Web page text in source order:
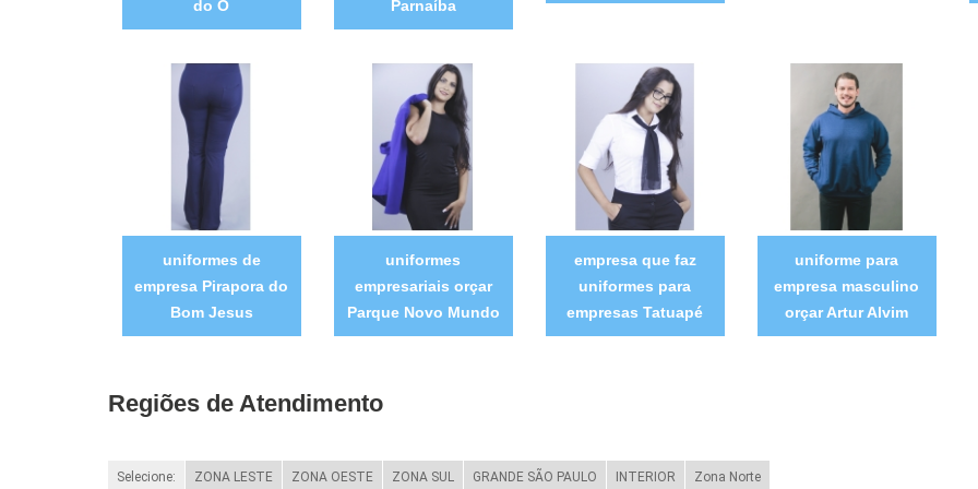
do Ó
Parnaíba
uniformes de
empresa Pirapora do
Bom Jesus
uniformes
empresariais orçar
Parque Novo Mundo
empresa que faz
uniformes para
empresas Tatuapé
uniforme para
empresa masculino
orçar Artur Alvim
Regiões de Atendimento
Selecione: ZONA LESTE ZONA OESTE ZONA SUL GRANDE SÃO PAULO INTERIOR Zona Norte